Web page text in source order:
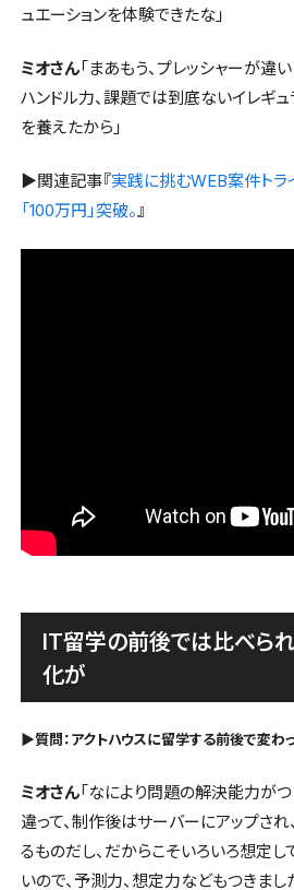
ュエーションを体験できたな」
ミオさん「まあもう、プレッシャーが違
ハンドル力、課題では到底ないイレギ
を養えたから」
▶関連記事『実践に挑むWEB案件トラ
「100万円」突破。』
IT留学の前後では比べら
化が
▶︎質問：アクトハウスに留学する前後で変わ
ミオさん「なにより問題の解決能力が
違って、制作後はサーバーにアップさ
るものだし、だからこそいろいろ想定
いので、予測力、想定力などもつきまし